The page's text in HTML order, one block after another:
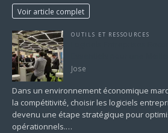
Voir article complet
OUTILS ET RESSOURCES
Jose
Dans un environnement économique
la compétitivité, choisir les logiciels
devenu une étape stratégique pour
opérationnels.…